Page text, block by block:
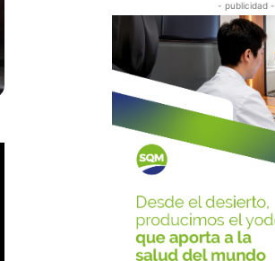
- publicidad -